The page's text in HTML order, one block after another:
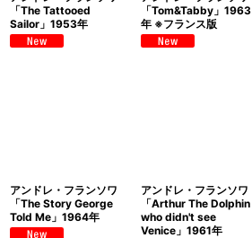
「The Tattooed
Sailor」1953年
「Tom&Tabby」1963
年 ※フランス版
アンドレ・フランソワ
「The Story George
Told Me」1964年
アンドレ・フランソワ
「Arthur The Dolphin
who didn't see
Venice」1961年